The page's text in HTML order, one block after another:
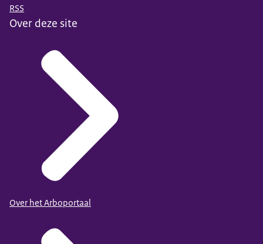
RSS
Over deze site
Over het Arboportaal